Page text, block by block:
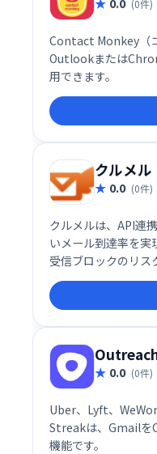
(0件)
Contact Monkey（
Outlookまたは
用できます。
クルメル
0.0 (0件)
クルメルは、API連
いメール到達率を実
受信ブロックのリス
を可能にします。
最適で、スムーズな
す。
0.0 (0件)
Uber、Lyft、
Streakは、Gmailを
機能です。